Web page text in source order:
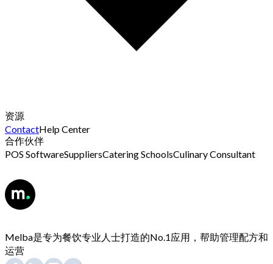
资源
ContactHelp Center
合作伙伴
POS SoftwareSuppliersCatering SchoolsCulinary Consultant
Melba是专为餐饮专业人士打造的No.1应用，帮助管理配方和
运营